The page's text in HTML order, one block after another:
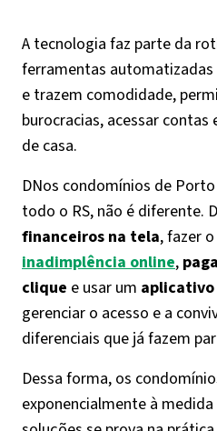
A tecnologia faz parte da
ferramentas
e trazem comodidade,
burocracias, acessar
de casa.
DNos condomínios de
todo o RS, não é diferente.
financeiros na tela, fazer o
inadimplência online,
clique e usar um aplicativo
gerenciar o acesso e a
diferenciais que já fazem
Dessa forma, os
exponencialmente à